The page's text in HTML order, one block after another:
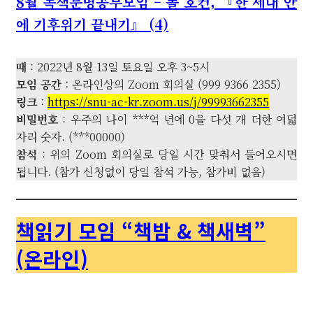
에 기후위기 끝내기』 (4)
때 : 2022년 8월 13일 토요일 오후 3~5시
모임 공간 : 온라인상의 Zoom 회의실 (999 9366 2355)
링크: https://snu-ac-kr.zoom.us/j/99993662355
비밀번호 : 우주의 나이 ***억 년에 0을 다섯 개 더한 여덟
자리 숫자. (***00000)
참석 : 위의 Zoom 회의실로 당일 시간 맞춰서 들어오시면
됩니다. (참가 신청없이 당일 참석 가능, 참가비 없음)
책읽기 모임 “책밤 & 책새벽”
(온라인)